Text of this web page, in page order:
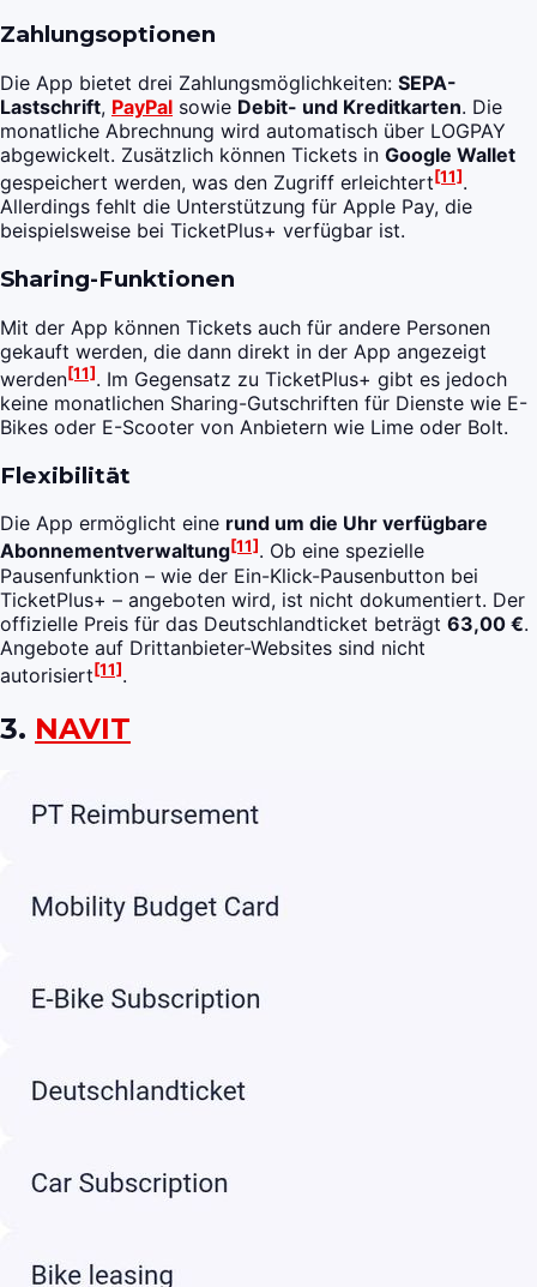
Zahlungsoptionen
Die App bietet drei Zahlungsmöglichkeiten: SEPA-
Lastschrift, PayPal sowie Debit- und Kreditkarten. Die
monatliche Abrechnung wird automatisch über LOGPAY
abgewickelt. Zusätzlich können Tickets in Google Wallet
gespeichert werden, was den Zugriff erleichtert[11].
Allerdings fehlt die Unterstützung für Apple Pay, die
beispielsweise bei TicketPlus+ verfügbar ist.
Sharing-Funktionen
Mit der App können Tickets auch für andere Personen
gekauft werden, die dann direkt in der App angezeigt
werden[11]. Im Gegensatz zu TicketPlus+ gibt es jedoch
keine monatlichen Sharing-Gutschriften für Dienste wie E-
Bikes oder E-Scooter von Anbietern wie Lime oder Bolt.
Flexibilität
Die App ermöglicht eine rund um die Uhr verfügbare
Abonnementverwaltung[11]. Ob eine spezielle
Pausenfunktion – wie der Ein-Klick-Pausenbutton bei
TicketPlus+ – angeboten wird, ist nicht dokumentiert. Der
offizielle Preis für das Deutschlandticket beträgt 63,00 €.
Angebote auf Drittanbieter-Websites sind nicht
autorisiert[11].
3. NAVIT